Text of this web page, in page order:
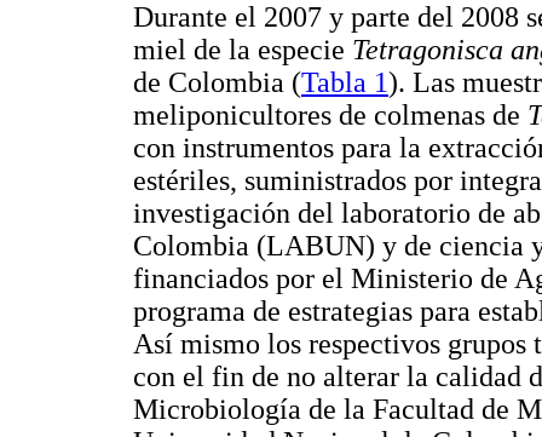
Durante el 2007 y parte del 2008
miel de la especie Tetragonisca
de Colombia (Tabla 1). Las
meliponicultores de colmenas de
con instrumentos para la
estériles, suministrados por
investigación del laboratorio de
Colombia (LABUN) y de ciencia
financiados por el Ministerio de
programa de estrategias para
Así mismo los respectivos grupos
con el fin de no alterar la calidad
Microbiología de la Facultad de